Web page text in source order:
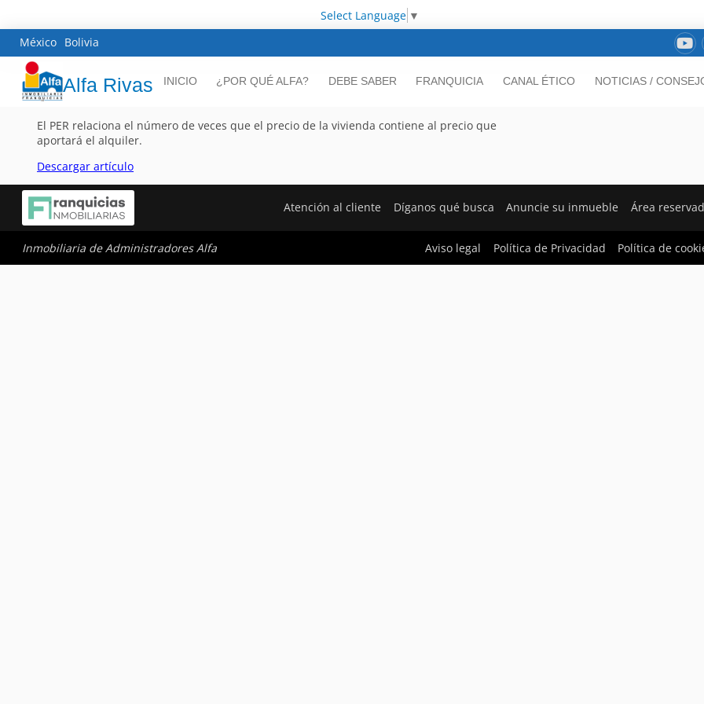
Select Language ▼
México Bolivia
Alfa Rivas INICIO ¿POR QUÉ ALFA? DEBE SABER FRANQUICIA CANAL ÉTICO NOTICIAS /
El PER relaciona el número de veces que el precio de la vivienda contiene al precio que
aportará el alquiler.
Descargar artículo
Atención al cliente Díganos qué busca Anuncie su inmueble Área
Inmobiliaria de Administradores Alfa Aviso legal Política de Privacidad Política de